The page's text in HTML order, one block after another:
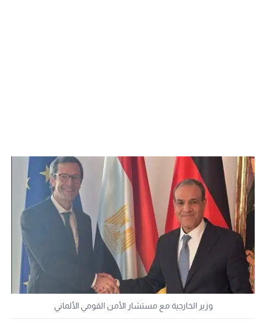
وزير الخارجية مع مستشار الأمن القومي الألماني